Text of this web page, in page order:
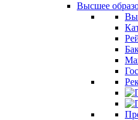
Высшее